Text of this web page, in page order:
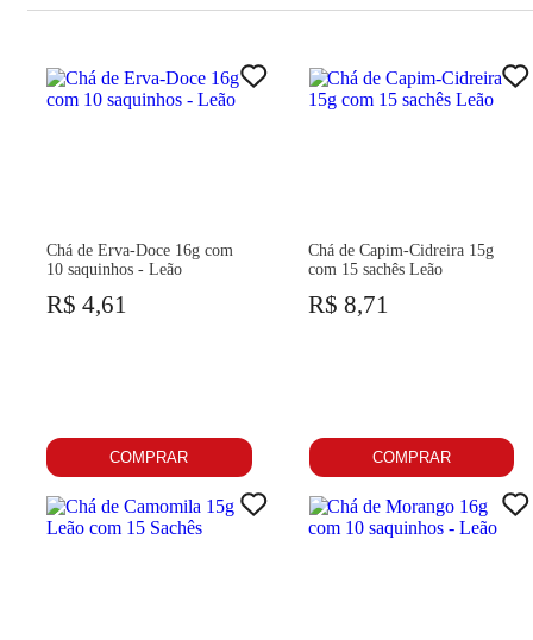
Chá de Erva-Doce 16g com
10 saquinhos - Leão
R$ 4,61
COMPRAR
Chá de Capim-Cidreira 15g
com 15 sachês Leão
R$ 8,71
COMPRAR